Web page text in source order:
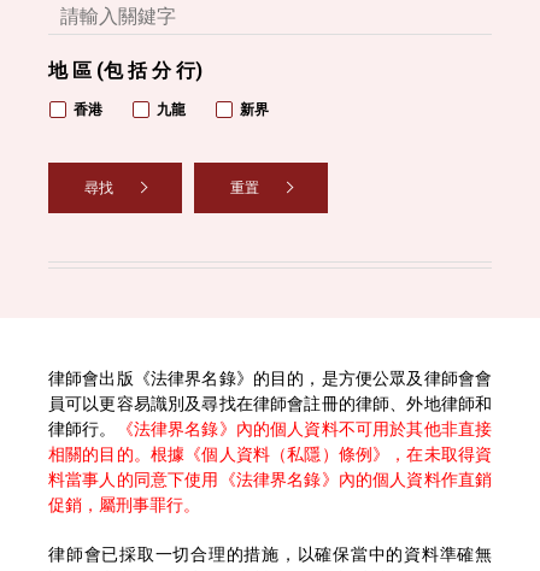
地 區 (包 括 分 行)
香港 九龍 新界
尋找 重置
律師會出版《法律界名錄》的目的，是方便公眾及律師會會
員可以更容易識別及尋找在律師會註冊的律師、外地律師和
律師行。
《法律界名錄》內的個人資料不可用於其他非直接
相關的目的。根據《個人資料（私隱）條例》，在未取得資
料當事人的同意下使用《法律界名錄》內的個人資料作直銷
促銷，屬刑事罪行。
律師會已採取一切合理的措施，以確保當中的資料準確無